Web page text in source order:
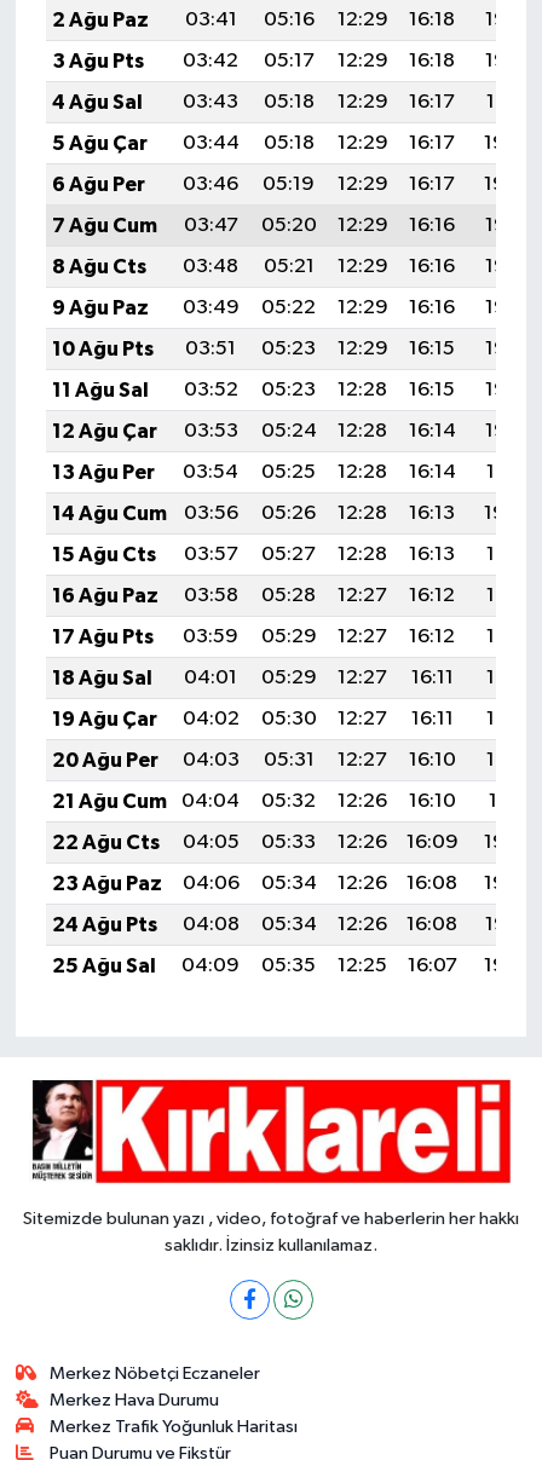
2 Ağu Paz
03:41 05:16 12:29 16:18
19:33
3 Ağu Pts
03:42 05:17 12:29 16:18
19:32
4 Ağu Sal
03:43 05:18 12:29 16:17
19:31
5 Ağu Çar
03:44 05:18 12:29 16:17
19:30
6 Ağu Per
03:46 05:19 12:29 16:17
19:29
7 Ağu Cum
03:47 05:20 12:29 16:16
19:28
8 Ağu Cts
03:48 05:21 12:29 16:16
19:27
9 Ağu Paz
03:49 05:22 12:29 16:16
19:26
10 Ağu Pts
03:51 05:23 12:29 16:15
19:25
11 Ağu Sal
03:52 05:23 12:28 16:15
19:23
12 Ağu Çar
03:53 05:24 12:28 16:14
19:22
13 Ağu Per
03:54 05:25 12:28 16:14
19:21
14 Ağu Cum
03:56 05:26 12:28 16:13
19:20
15 Ağu Cts
03:57 05:27 12:28 16:13
19:19
16 Ağu Paz
03:58 05:28 12:27 16:12
19:17
17 Ağu Pts
03:59 05:29 12:27 16:12
19:16
18 Ağu Sal
04:01 05:29 12:27 16:11
19:15
19 Ağu Çar
04:02 05:30 12:27 16:11
19:13
20 Ağu Per
04:03 05:31 12:27 16:10
19:12
21 Ağu Cum
04:04 05:32 12:26 16:10
19:11
22 Ağu Cts
04:05 05:33 12:26 16:09
19:09
23 Ağu Paz
04:06 05:34 12:26 16:08
19:08
24 Ağu Pts
04:08 05:34 12:26 16:08
19:07
25 Ağu Sal
04:09 05:35 12:25 16:07 19:05
Sitemizde bulunan yazı , video, fotoğraf ve haberlerin her hakkı
saklıdır. İzinsiz kullanılamaz.
Merkez Nöbetçi Eczaneler
Merkez Hava Durumu
Merkez Trafik Yoğunluk Haritası
Puan Durumu ve Fikstür